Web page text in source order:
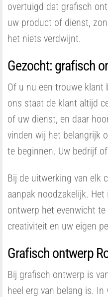
overtuigd dat grafisch
uw product of dienst,
het niets verdwijnt.
Gezocht: grafisch
Of u nu een trouwe klant
ons staat de klant altijd
of uw dienst, en daar
vinden wij het belangrijk
te beginnen. Uw bedrijf
Bij de uitwerking van elk
aanpak noodzakelijk.
ontwerp het evenwicht
creativiteit en uw eigen
Grafisch ontwerp
Bij grafisch ontwerp is
heel erg van belang is. In